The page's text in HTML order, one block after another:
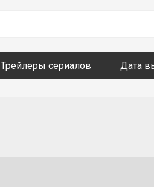
Трейлеры сериалов Дата